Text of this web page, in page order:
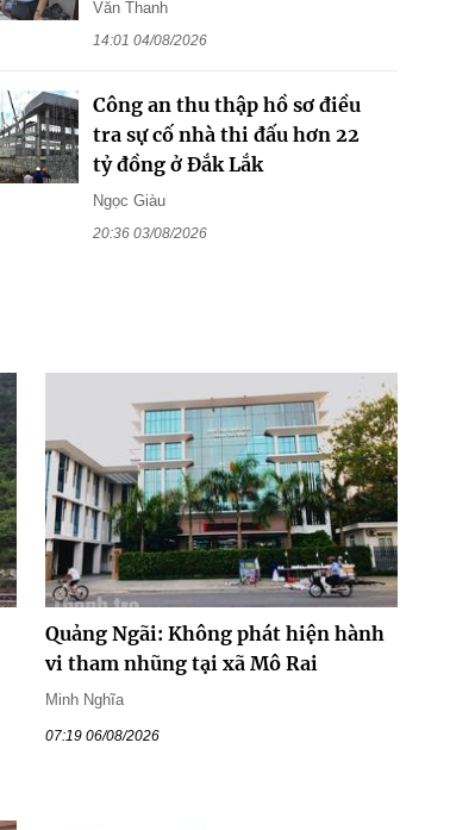
Văn Thanh
14:01 04/08/2026
Công an thu thập hồ sơ điều
tra sự cố nhà thi đấu hơn 22
tỷ đồng ở Đắk Lắk
Ngọc Giàu
20:36 03/08/2026
Quảng Ngãi: Không phát hiện hành
vi tham nhũng tại xã Mô Rai
Minh Nghĩa
07:19 06/08/2026